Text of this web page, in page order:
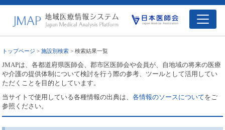
トップページ >施設別検索 > 検索結果一覧
JMAPは、各都道府県医師会、郡市区医師会や会員が、自地域の将来の医療
や介護の提供体制について検討を行う際の参考、ツールとして活用してい
ただくことを目的としています。
当サイトで使用している各種情報の出典は、各情報のソースについてをご
参照ください。